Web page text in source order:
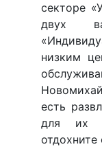
секторе
двух
низким
есть
для их
отдохните